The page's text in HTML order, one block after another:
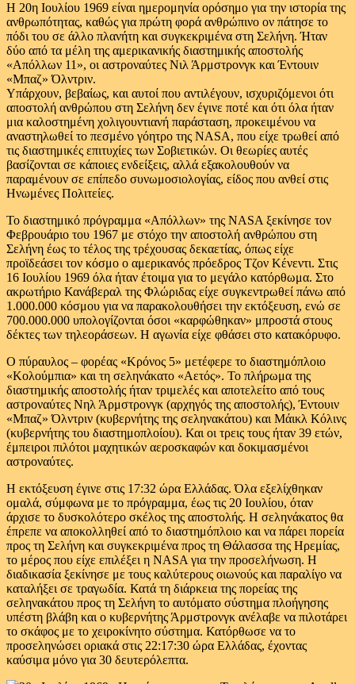
Η 20η Ιουλίου 1969 είναι ημερομηνία ορόσημο για την ιστορία της
ανθρωπότητας, καθώς για πρώτη φορά ανθρώπινο ον πάτησε το
πόδι του σε άλλο πλανήτη και συγκεκριμένα στη Σελήνη. Ήταν
δύο από τα μέλη της αμερικανικής διαστημικής αποστολής
«Απόλλων 11», οι αστροναύτες Νιλ Άρμστρονγκ και Έντουιν
«Μπαζ» Όλντριν.
Υπάρχουν, βεβαίως, και αυτοί που αντιλέγουν, ισχυριζόμενοι ότι
αποστολή ανθρώπου στη Σελήνη δεν έγινε ποτέ και ότι όλα ήταν
μια καλοστημένη χολιγουντιανή παράσταση, προκειμένου να
αναστηλωθεί το πεσμένο γόητρο της NASA, που είχε τρωθεί από
τις διαστημικές επιτυχίες των Σοβιετικών. Οι θεωρίες αυτές
βασίζονται σε κάποιες ενδείξεις, αλλά εξακολουθούν να
παραμένουν σε επίπεδο συνωμοσιολογίας, είδος που ανθεί στις
Ηνωμένες Πολιτείες.
Το διαστημικό πρόγραμμα «Απόλλων» της NASA ξεκίνησε τον
Φεβρουάριο του 1967 με στόχο την αποστολή ανθρώπου στη
Σελήνη έως το τέλος της τρέχουσας δεκαετίας, όπως είχε
προϊδεάσει τον κόσμο ο αμερικανός πρόεδρος Τζον Κένεντι. Στις
16 Ιουλίου 1969 όλα ήταν έτοιμα για το μεγάλο κατόρθωμα. Στο
ακρωτήριο Κανάβεραλ της Φλώριδας είχε συγκεντρωθεί πάνω από
1.000.000 κόσμου για να παρακολουθήσει την εκτόξευση, ενώ σε
700.000.000 υπολογίζονται όσοι «καρφώθηκαν» μπροστά στους
δέκτες των τηλεοράσεων. Η αγωνία είχε φθάσει στο κατακόρυφο.
Ο πύραυλος – φορέας «Κρόνος 5» μετέφερε το διαστημόπλοιο
«Κολούμπια» και τη σεληνάκατο «Αετός». Το πλήρωμα της
διαστημικής αποστολής ήταν τριμελές και αποτελείτο από τους
αστροναύτες Νηλ Άρμστρονγκ (αρχηγός της αποστολής), Έντουιν
«Μπαζ» Όλντριν (κυβερνήτης της σεληνακάτου) και Μάικλ Κόλινς
(κυβερνήτης του διαστημοπλοίου). Και οι τρεις τους ήταν 39 ετών,
έμπειροι πιλότοι μαχητικών αεροσκαφών και δοκιμασμένοι
αστροναύτες.
Η εκτόξευση έγινε στις 17:32 ώρα Ελλάδας. Όλα εξελίχθηκαν
ομαλά, σύμφωνα με το πρόγραμμα, έως τις 20 Ιουλίου, όταν
άρχισε το δυσκολότερο σκέλος της αποστολής. Η σεληνάκατος θα
έπρεπε να αποκολληθεί από το διαστημόπλοιο και να πάρει πορεία
προς τη Σελήνη και συγκεκριμένα προς τη Θάλασσα της Ηρεμίας,
το μέρος που είχε επιλέξει η NASA για την προσελήνωση. Η
διαδικασία ξεκίνησε με τους καλύτερους οιωνούς και παραλίγο να
καταλήξει σε τραγωδία. Κατά τη διάρκεια της πορείας της
σεληνακάτου προς τη Σελήνη το αυτόματο σύστημα πλοήγησης
υπέστη βλάβη και ο κυβερνήτης Άρμστρονγκ ανέλαβε να πιλοτάρει
το σκάφος με το χειροκίνητο σύστημα. Κατόρθωσε να το
προσεληνώσει οριακά στις 22:17:30 ώρα Ελλάδας, έχοντας
καύσιμα μόνο για 30 δευτερόλεπτα.